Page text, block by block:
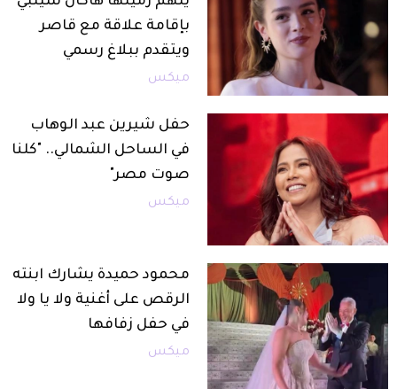
بإقامة علاقة مع قاصر
ويتقدم ببلاغ رسمي
ميكس
حفل شيرين عبد الوهاب
في الساحل الشمالي.. "كلنا
صوت مصر"
ميكس
محمود حميدة يشارك ابنته
الرقص على أغنية ولا يا ولا
في حفل زفافها
ميكس